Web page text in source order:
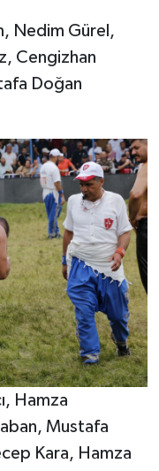
Nedim Gürel,
Cengizhan
Doğan
Hamza
Mustafa
Kara, Hamza